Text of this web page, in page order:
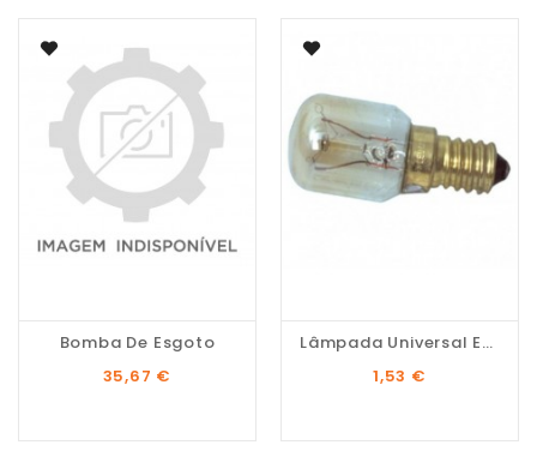
Bomba De Esgoto
Preço
35,67 €
Lâmpada Universal E14...
Preço
1,53 €